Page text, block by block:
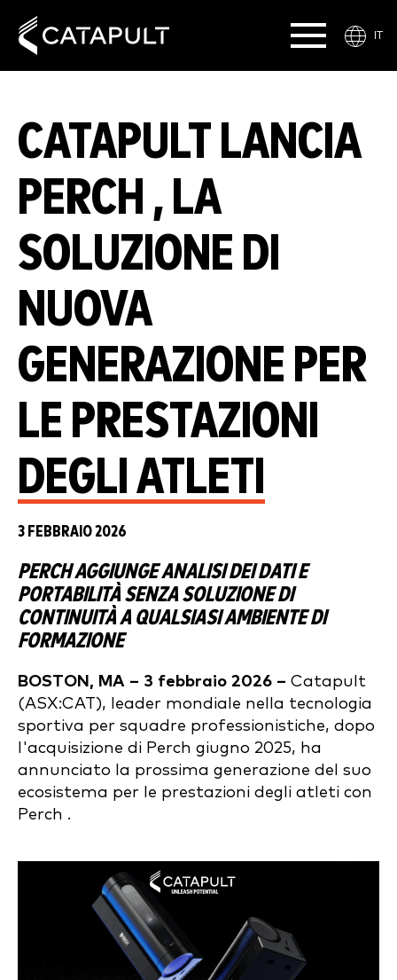
IT
CATAPULT LANCIA
PERCH , LA
SOLUZIONE DI
NUOVA
GENERAZIONE PER
LE PRESTAZIONI
DEGLI ATLETI
3 FEBBRAIO 2026
PERCH AGGIUNGE ANALISI DEI DATI E
PORTABILITÀ SENZA SOLUZIONE DI
CONTINUITÀ A QUALSIASI AMBIENTE DI
FORMAZIONE
BOSTON, MA – 3 febbraio 2026 – Catapult
(ASX:CAT), leader mondiale nella tecnologia
sportiva per squadre professionistiche, dopo
l'acquisizione di Perch giugno 2025, ha
annunciato la prossima generazione del suo
ecosistema per le prestazioni degli atleti con
Perch .